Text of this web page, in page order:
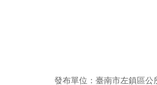
發布單位：臺南市左鎮區公